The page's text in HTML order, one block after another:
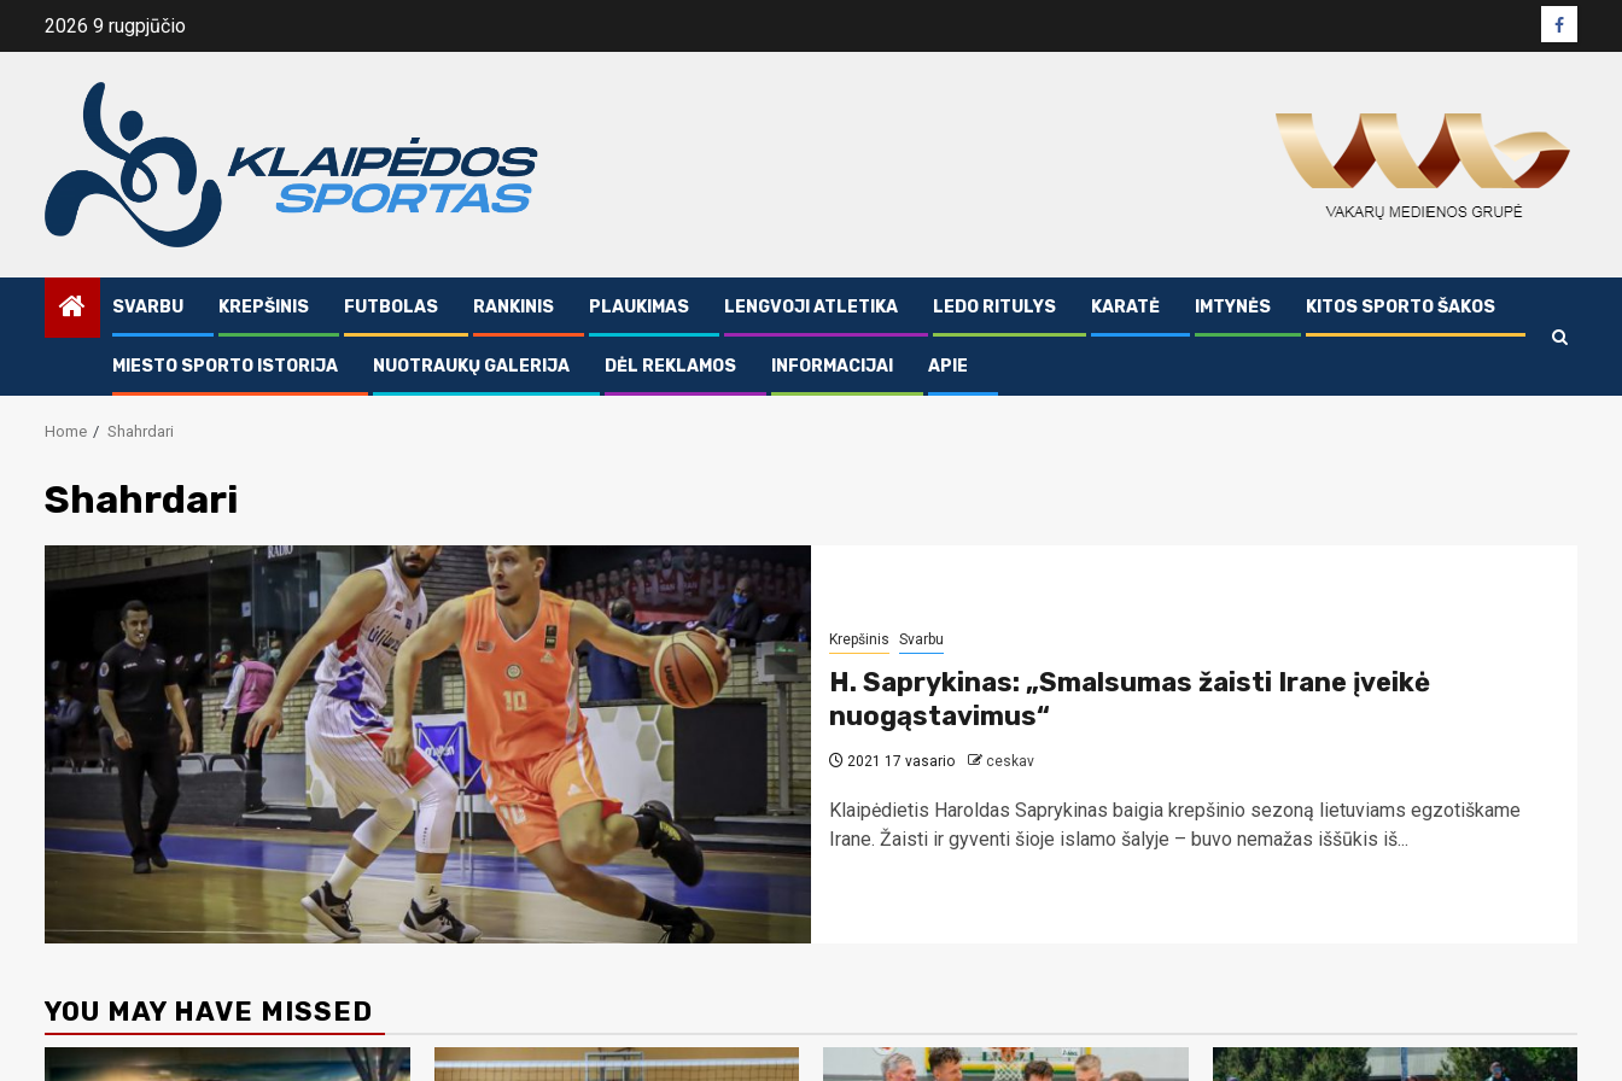
2026 9 rugpjūčio
SVARBU KREPŠINIS FUTBOLAS RANKINIS PLAUKIMAS LENGVOJI ATLETIKA LEDO RITULYS KARATĖ IMTYNĖS KITOS SPORTO ŠAKOS
MIESTO SPORTO ISTORIJA NUOTRAUKŲ GALERIJA DĖL REKLAMOS INFORMACIJAI APIE
Home Shahrdari
Shahrdari
Krepšinis Svarbu
H. Saprykinas: „Smalsumas žaisti Irane įveikė
nuogąstavimus“
2021 17 vasario ceskav
Klaipėdietis Haroldas Saprykinas baigia krepšinio sezoną lietuviams egzotiškame
Irane. Žaisti ir gyventi šioje islamo šalyje – buvo nemažas iššūkis iš...
YOU MAY HAVE MISSED